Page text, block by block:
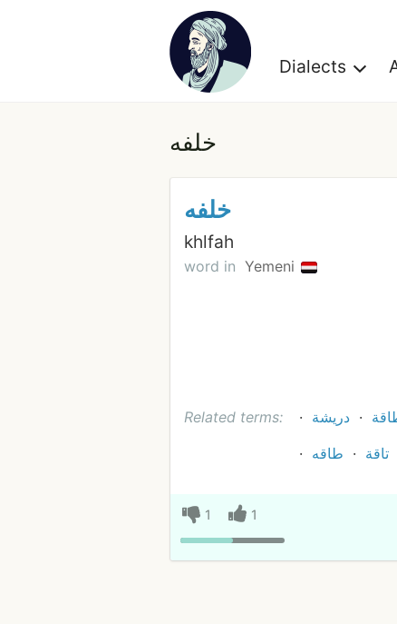
Dialects
خلفه
خلفه
khlfah
word in Yemeni
Related terms: دريشة
طاقه
تاقة
1
1